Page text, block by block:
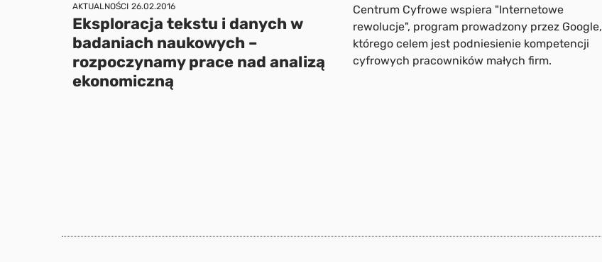
AKTUALNOŚCI 26.02.2016
Eksploracja tekstu i danych w
badaniach naukowych –
rozpoczynamy prace nad analizą
ekonomiczną
Centrum Cyfrowe wspiera "Internetowe
rewolucje", program prowadzony przez Google,
którego celem jest podniesienie kompetencji
cyfrowych pracowników małych firm.